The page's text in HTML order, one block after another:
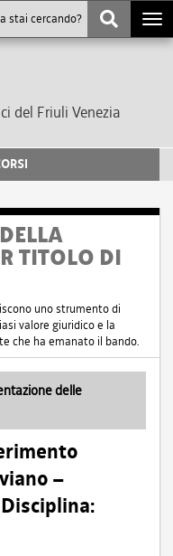
del Friuli Venezia
TITOLO DI
uno strumento di
valore giuridico e la
che ha emanato il bando.
delle
–